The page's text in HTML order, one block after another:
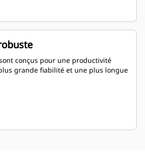
conçus pour une productivité
grande fiabilité et une plus longue